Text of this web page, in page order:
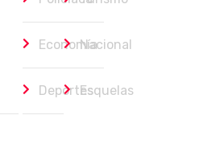
EconomíaNacional
DeportesEsquelas